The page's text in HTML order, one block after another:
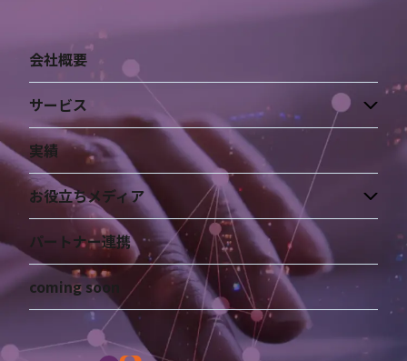
会社概要
サービス
実績
お役立ちメディア
パートナー連携
coming soon